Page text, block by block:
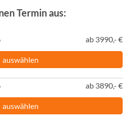
Termin aus:
ab 3990,- €
auswählen
ab 3890,- €
auswählen